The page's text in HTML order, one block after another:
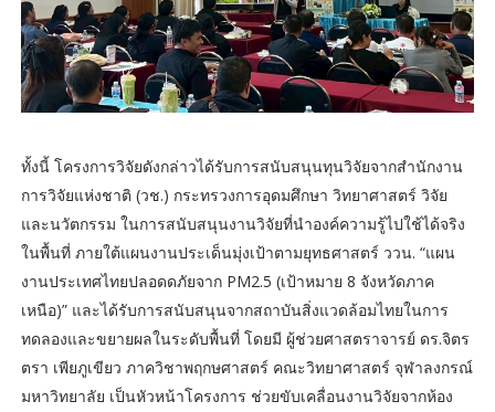
ทั้งนี้ โครงการวิจัยดังกล่าวได้รับการสนับสนุนทุนวิจัยจากสำนักงาน
การวิจัยแห่งชาติ (วช.) กระทรวงการอุดมศึกษา วิทยาศาสตร์ วิจัย
และนวัตกรรม ในการสนับสนุนงานวิจัยที่นำองค์ความรู้ไปใช้ได้จริง
ในพื้นที่ ภายใต้แผนงานประเด็นมุ่งเป้าตามยุทธศาสตร์ ววน. “แผน
งานประเทศไทยปลอดดภัยจาก PM2.5 (เป้าหมาย 8 จังหวัดภาค
เหนือ)” และได้รับการสนับสนุนจากสถาบันสิ่งแวดล้อมไทยในการ
ทดลองและขยายผลในระดับพื้นที่ โดยมี ผู้ช่วยศาสตราจารย์ ดร.จิตร
ตรา เพียภูเขียว ภาควิชาพฤกษศาสตร์ คณะวิทยาศาสตร์ จุฬาลงกรณ์
มหาวิทยาลัย เป็นหัวหน้าโครงการ ช่วยขับเคลื่อนงานวิจัยจากห้อง